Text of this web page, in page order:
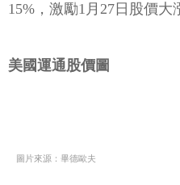
15%，激勵1月27日股價大
美國運通股價圖
圖片來源：畢德歐夫